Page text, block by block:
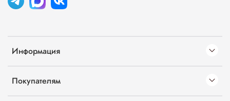
Информация
Покупателям